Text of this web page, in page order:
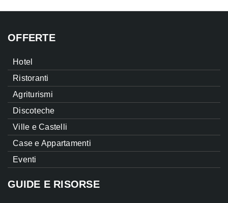
OFFERTE
Hotel
Ristoranti
Agriturismi
Discoteche
Ville e Castelli
Case e Appartamenti
Eventi
GUIDE E RISORSE